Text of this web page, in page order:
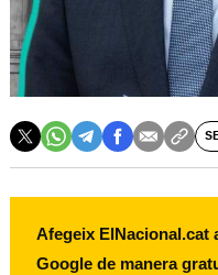
Afegeix ElNacional.cat
Google de manera